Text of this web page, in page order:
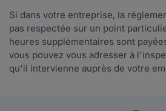
Si dans votre entreprise, la
pas respectée sur un point
heures supplémentaires sont
vous pouvez vous adresser à
qu'il intervienne auprès de votre